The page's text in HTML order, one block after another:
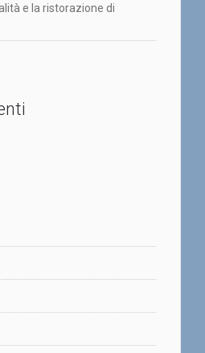
e la ristorazione di